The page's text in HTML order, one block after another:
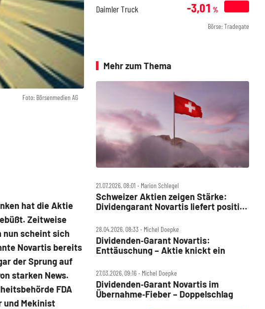
Foto: Börsenmedien AG
hat die Aktie
Zeitweise
nun scheint sich
Novartis bereits
der Sprung auf
starken News.
FDA
und Mekinist
Daimler Truck -3,01 %
Börse: Tradegate
Mehr zum Thema
21.07.2026, 08:01 ‧ Marion Schlegel
Schweizer Aktien zeigen Stärke:
Dividengarant Novartis liefert positive
28.04.2026, 08:33 ‧ Michel Doepke
Dividenden‑Garant Novartis:
Enttäuschung – Aktie knickt ein
27.03.2026, 09:16 ‧ Michel Doepke
Dividenden‑Garant Novartis im
Übernahme‑Fieber – Doppelschlag